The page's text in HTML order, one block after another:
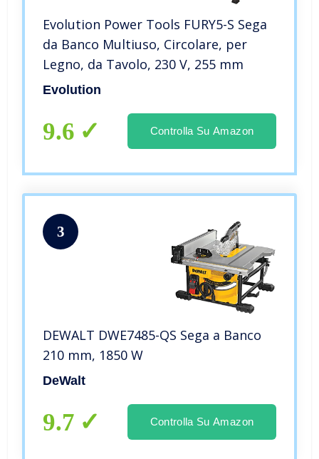
Evolution Power Tools FURY5-S Sega
da Banco Multiuso, Circolare, per
Legno, da Tavolo, 230 V, 255 mm
Evolution
9.6 Controlla Su Amazon
3
DEWALT DWE7485-QS Sega a Banco
210 mm, 1850 W
DeWalt
9.7 Controlla Su Amazon